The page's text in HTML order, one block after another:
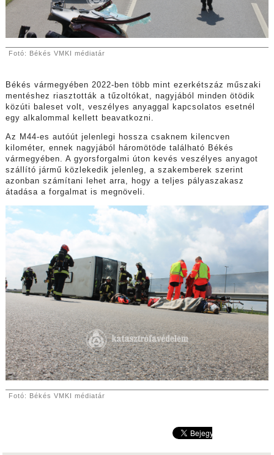
Fotó: Békés VMKI médiatár
Békés vármegyében 2022-ben több mint ezerkétszáz műszaki
mentéshez riasztották a tűzoltókat, nagyjából minden ötödik
közúti baleset volt, veszélyes anyaggal kapcsolatos esetnél
egy alkalommal kellett beavatkozni.
Az M44-es autóút jelenlegi hossza csaknem kilencven
kilométer, ennek nagyjából háromötöde található Békés
vármegyében. A gyorsforgalmi úton kevés veszélyes anyagot
szállító jármű közlekedik jelenleg, a szakemberek szerint
azonban számítani lehet arra, hogy a teljes pályaszakasz
átadása a forgalmat is megnöveli.
Fotó: Békés VMKI médiatár